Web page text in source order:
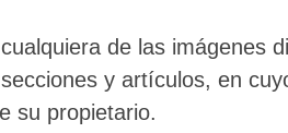
de las imágenes
y artículos, en
su propietario.